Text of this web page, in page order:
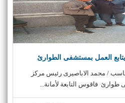
العمل بمستشفى الطوارئ
/ محمد الاباصيرى رئيس مركز
فاقوس التابعة لأمانة...